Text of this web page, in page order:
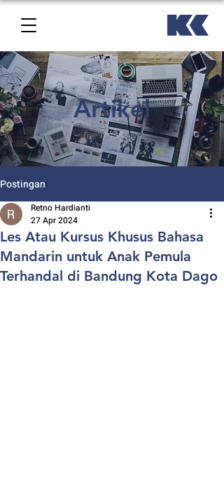
Artikel
Postingan
Les Atau Kursus Khusus Bahasa
Mandarin untuk Anak Pemula
Terhandal di Bandung Kota Dago
Retno Hardianti
27 Apr 2024